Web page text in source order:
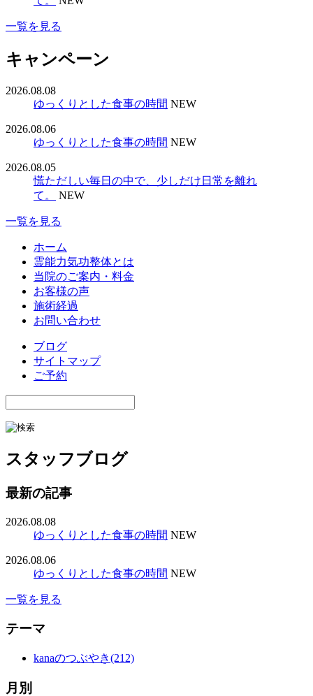
一覧を見る
キャンペーン
2026.08.08
ゆっくりとした食事の時間 NEW
2026.08.06
ゆっくりとした食事の時間 NEW
2026.08.05
慌ただしい毎日の中で、少しだけ日常を離れ
て。
NEW
一覧を見る
ホーム
霊能力気功整体とは
当院のご案内・料金
お客様の声
施術経過
お問い合わせ
ブログ
サイトマップ
ご予約
スタッフブログ
最新の記事
2026.08.08
ゆっくりとした食事の時間 NEW
2026.08.06
ゆっくりとした食事の時間 NEW
一覧を見る
テーマ
kanaのつぶやき(212)
月別